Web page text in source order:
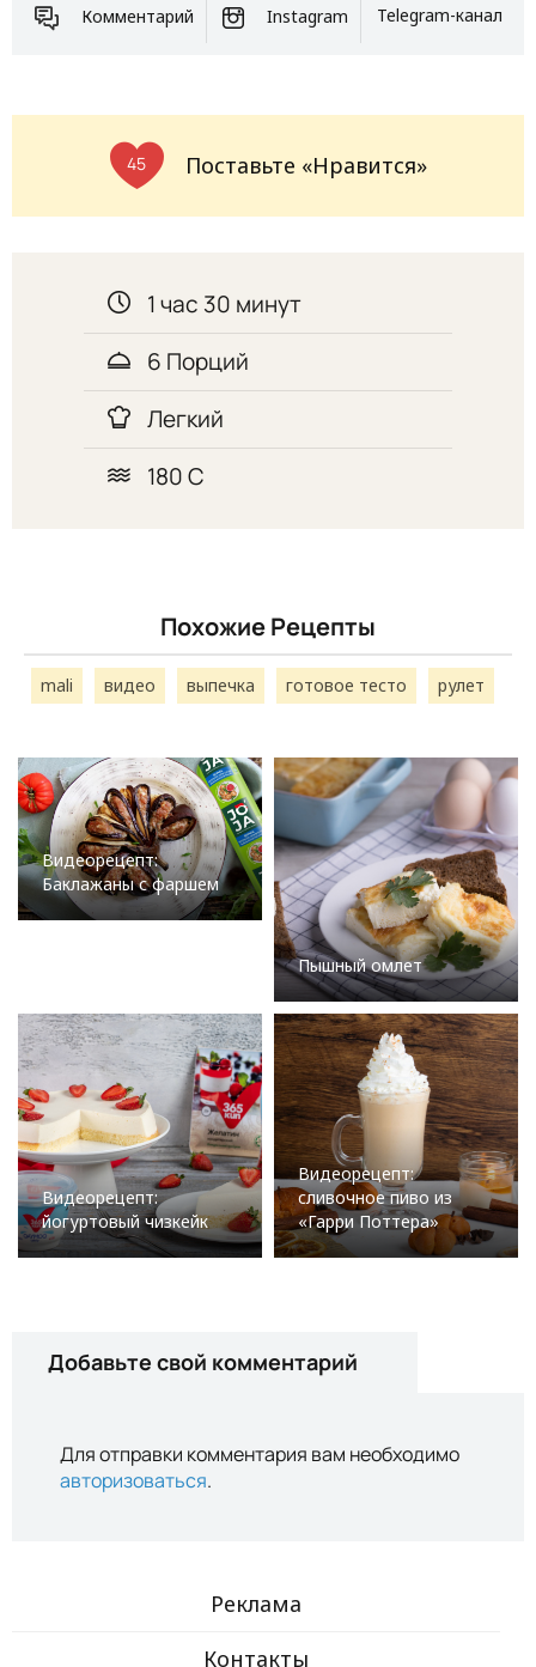
Комментарий Instagram Telegram-канал
45 Поставьте «Нравится»
1 час 30 минут
6 Порций
Легкий
180 С
Похожие Рецепты
mali видео выпечка готовое тесто рулет
Видеорецепт:
Баклажаны с фаршем
Пышный омлет
Видеорецепт:
йогуртовый чизкейк
Видеорецепт:
сливочное пиво из
«Гарри Поттера»
Добавьте свой комментарий
Для отправки комментария вам необходимо
авторизоваться.
Реклама
Контакты